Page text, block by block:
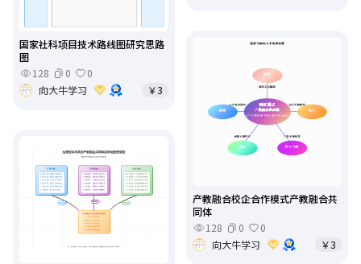
国家社科项目技术路线图研究思路
图
128
0
0
向大牛学习
￥3
产教融合校企合作模式产教融合共
同体
128
0
0
向大牛学习
￥3